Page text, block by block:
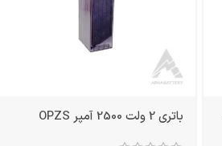
باتری 2 ولت 2500 آمپر OPZS